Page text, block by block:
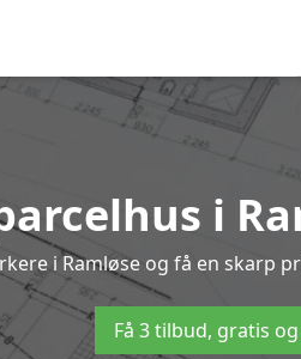
i
i Ramløse og få en skarp
Få 3 tilbud, gratis